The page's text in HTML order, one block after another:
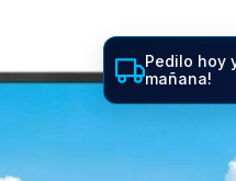
Pedilo hoy
mañana!